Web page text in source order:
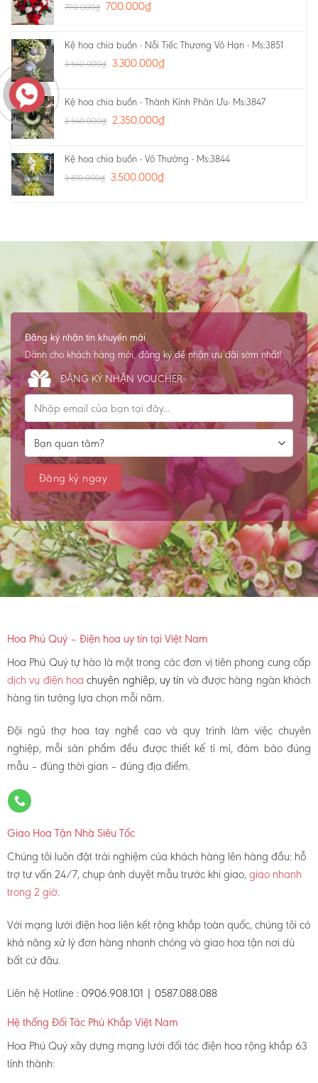
790.000₫ 700.000₫
Kệ hoa chia buồn - Nỗi Tiếc Thương Vô Hạn - Ms:3851
3.540.000₫ 3.300.000₫
Kệ hoa chia buồn - Thành Kính Phân Ưu- Ms:3847
2.540.000₫ 2.350.000₫
Kệ hoa chia buồn - Vô Thường - Ms:3844
3.810.000₫ 3.500.000₫
Đăng ký nhận tin khuyến mãi
Dành cho khách hàng mới, đăng ký để nhận ưu đãi sớm nhất!
ĐĂNG KÝ NHẬN VOUCHER
Hoa Phú Quý – Điện hoa uy tín tại Việt Nam
Hoa Phú Quý tự hào là một trong các đơn vị tiên phong cung cấp
dịch vụ điện hoachuyên nghiệp, uy tín và được hàng ngàn khách
hàng tin tưởng lựa chọn mỗi năm.
Đội ngũ thợ hoa tay nghề cao và quy trình làm việc chuyên
nghiệp, mỗi sản phẩm đều được thiết kế tỉ mỉ, đảm bảo đúng
mẫu – đúng thời gian – đúng địa điểm.
Giao Hoa Tận Nhà Siêu Tốc
Chúng tôi luôn đặt trải nghiệm của khách hàng lên hàng đầu: hỗ
trợ tư vấn 24/7, chụp ảnh duyệt mẫu trước khi giao,giao nhanh
trong 2 giờ.
Với mạng lưới điện hoa liên kết rộng khắp toàn quốc, chúng tôi có
khả năng xử lý đơn hàng nhanh chóng và giao hoa tận nơi dù
bất cứ đâu.
Liên hệ Hotline : 0906.908.101 | 0587.088.088
Hệ thống Đối Tác Phủ Khắp Việt Nam
Hoa Phú Quý xây dựng mạng lưới đối tác điện hoa rộng khắp 63
tỉnh thành: